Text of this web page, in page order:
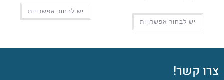
יש לבחור אפשרויות
יש לבחור אפשרויות
צרו קשר!